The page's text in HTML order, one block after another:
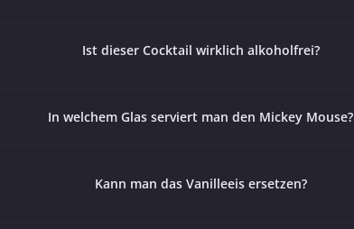
Ist dieser Cocktail wirklich alkoholfrei?
In welchem Glas serviert man den Mickey Mouse?
Kann man das Vanilleeis ersetzen?